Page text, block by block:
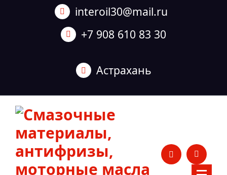
interoil30@mail.ru
+7 908 610 83 30
Астрахань